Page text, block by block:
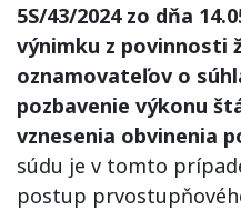
5S/43/2024 zo dňa
výnimku z povinnosti
oznamovateľov o
pozbavenie výkonu
vznesenia obvinenia
súdu je v tomto
postup